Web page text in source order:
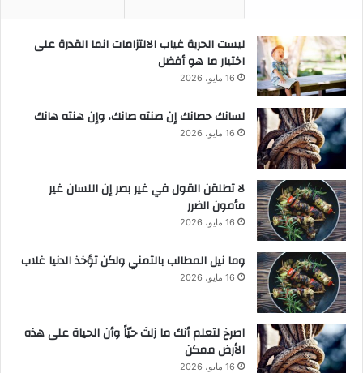
ليست الحرية غياب الالتزامات انما القدرة على
اختيار ما هو أفضل
16 مايو، 2026
لسانك حصانك إن صنته صانك، وإن هنته هانك
16 مايو، 2026
لا تطلقن القول في غير بصر إن اللسان غير
مأمون الضرر
16 مايو، 2026
وما نيل المطالب بالتمني ولكن تؤخذ الدنيا غلاب
16 مايو، 2026
‫اصرخ لتعلم أنك ما زلتَ حيّاً وأن الحياة على هذه
الأرض ممكن
16 مايو، 2026